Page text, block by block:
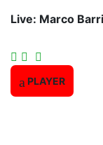
Live: Marco
PLAYER